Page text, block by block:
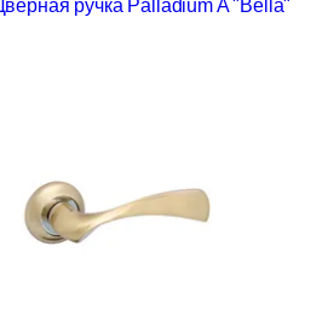
ручка Palladium A "Bella"